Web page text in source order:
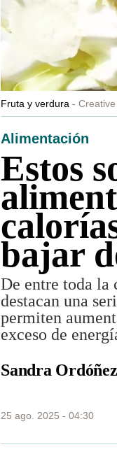
Fruta y verdura
Alimentación
Estos
bajar
De entre toda la
destacan una
permiten
exceso de
Sandra Ordóñez
25 ago. 2025 - 04:30